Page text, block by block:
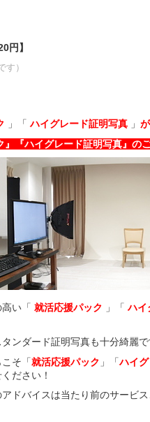
円】
す）
」 「ハイグレード証明写真 」
』『ハイグレード証明写真』の
い「 就活応援パック 」 「ハイ
ンダード証明写真も十分綺麗
そ 「就活応援パック 」 「ハイ
ださい！
ドバイスは当たり前のサービ